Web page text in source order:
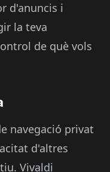
d'anuncis i
la teva
de què vols
navegació privat
d'altres
Vivaldi